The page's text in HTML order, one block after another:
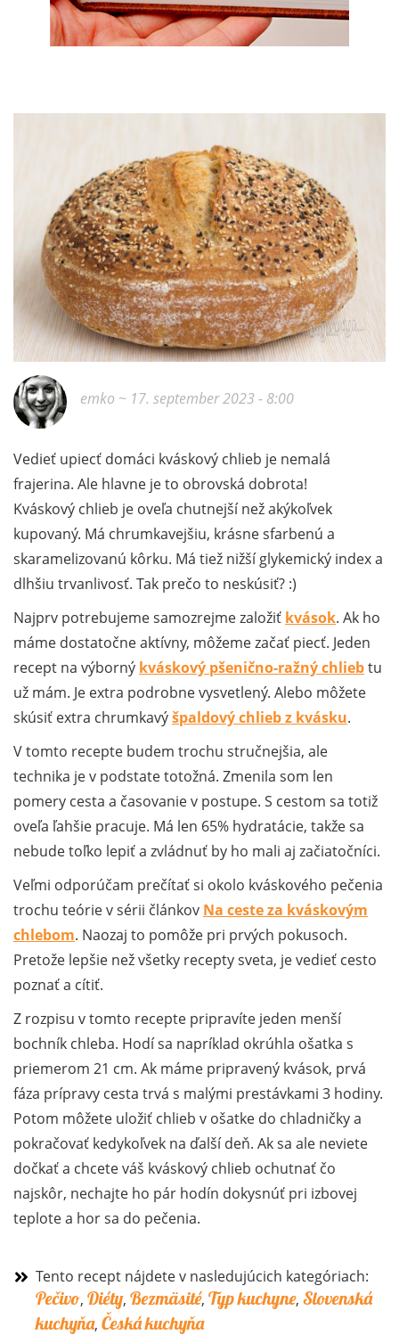
emko ~ 17. september 2023 - 8:00
Vedieť upiecť domáci kváskový chlieb je nemalá
frajerina. Ale hlavne je to obrovská dobrota!
Kváskový chlieb je oveľa chutnejší než akýkoľvek
kupovaný. Má chrumkavejšiu, krásne sfarbenú a
skaramelizovanú kôrku. Má tiež nižší glykemický index a
dlhšiu trvanlivosť. Tak prečo to neskúsiť? :)
Najprv potrebujeme samozrejme založiť kvások. Ak ho
máme dostatočne aktívny, môžeme začať piecť. Jeden
recept na výborný kváskový pšenično-ražný chliebtu
už mám. Je extra podrobne vysvetlený. Alebo môžete
skúsiť extra chrumkavýšpaldový chlieb z kvásku.
V tomto recepte budem trochu stručnejšia, ale
technika je v podstate totožná. Zmenila som len
pomery cesta a časovanie v postupe. S cestom sa totiž
oveľa ľahšie pracuje. Má len 65% hydratácie, takže sa
nebude toľko lepiť a zvládnuť by ho mali aj začiatočníci.
Veľmi odporúčam prečítať si okolo kváskového pečenia
trochu teórie v sérii článkov Na ceste za kváskovým
chlebom. Naozaj to pomôže pri prvých pokusoch.
Pretože lepšie než všetky recepty sveta, je vedieť cesto
poznať a cítiť.
Z rozpisu v tomto recepte pripravíte jeden menší
bochník chleba. Hodí sa napríklad okrúhla ošatka s
priemerom 21 cm. Ak máme pripravený kvások, prvá
fáza prípravy cesta trvá s malými prestávkami 3 hodiny.
Potom môžete uložiť chlieb v ošatke do chladničky a
pokračovať kedykoľvek na ďalší deň. Ak sa ale neviete
dočkať a chcete váš kváskový chlieb ochutnať čo
najskôr, nechajte ho pár hodín dokysnúť pri izbovej
teplote a hor sa do pečenia.
Tento recept nájdete v nasledujúcich kategóriach:
Pečivo, Diéty, Bezmäsité, Typ kuchyne, Slovenská
kuchyňa, Česká kuchyňa